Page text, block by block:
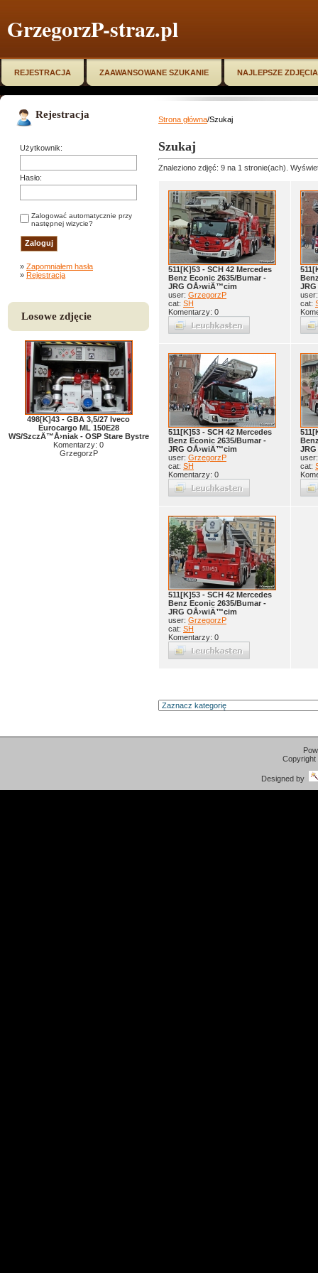
GrzegorzP-straz.pl
REJESTRACJA ZAAWANSOWANE SZUKANIE NAJLEPSZE ZDJĘCIA
Rejestracja
Użytkownik:
Hasło:
Zalogować automatycznie przy
następnej wizycie?
» Zapomniałem hasła
» Rejestracja
Losowe zdjęcie
498[K]43 - GBA 3,5/27 Iveco
Eurocargo ML 150E28
WS/SzczÄ™Å›niak - OSP Stare Bystre
Komentarzy: 0
GrzegorzP
Strona główna/Szukaj
Szukaj
Znaleziono zdjęć: 9 na 1 stronie(ach).
511[K]53 - SCH 42 Mercedes
Benz Econic 2635/Bumar -
JRG OÅ›wiÄ™cim
user: GrzegorzP
cat: SH
Komentarzy: 0
cat:
511[K]53 - SCH 42 Mercedes
Benz Econic 2635/Bumar -
JRG OÅ›wiÄ™cim
user: GrzegorzP
cat: SH
Komentarzy: 0
cat:
511[K]53 - SCH 42 Mercedes
Benz Econic 2635/Bumar -
JRG OÅ›wiÄ™cim
user: GrzegorzP
cat: SH
Komentarzy: 0
Designed by